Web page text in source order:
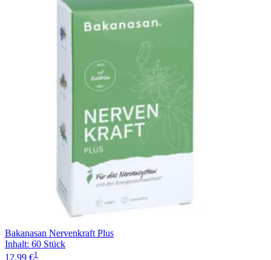
Bakanasan Nervenkraft Plus
Inhalt: 60 Stück
12,99 €1